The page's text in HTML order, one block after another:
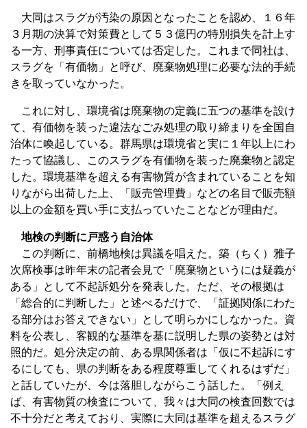
大同はスラグが汚染の原因となったことを認め、１６年
３月期の決算で対策費として５３億円の特別損失を計上す
る一方、刑事責任については否定した。これまで同社は、
スラグを「有価物」と呼び、廃棄物処理に必要な法的手続
きを取っていなかった。
これに対し、環境省は廃棄物の定義に五つの基準を設け
て、有価物を装った違法なごみ処理の取り締まりを全国自
治体に喚起している。群馬県は環境省と実に１年以上にわ
たって協議し、このスラグを有価物を装った廃棄物と認定
した。環境基準を超える有害物質が含まれていることを知
りながら出荷した上、「販売管理費」などの名目で販売額
以上の金額を買い手に支払っていたことなどが理由だ。
地検の判断に戸惑う自治体
この判断に、前橋地検は異議を唱えた。築（ちく）雅子
次席検事は昨年末の記者会見で「廃棄物というには疑義が
ある」として不起訴処分を発表した。ただ、その根拠は
「総合的に判断した」と述べるだけで、「証拠関係にわた
る部分はお答えできない」として明らかにしなかった。資
料を公表し、客観的な基準を基に説明した県の姿勢とは対
照的だ。処分決定の前、ある県関係者は「仮に不起訴にす
るにしても、県の判断をある程度尊重してくれるはずだ」
と話していたが、今は落胆しながらこう話した。「例え
ば、有害物質の検査について、我々は大同の検査回数では
不十分だと考えており、実際に大同は基準を超えるスラグ